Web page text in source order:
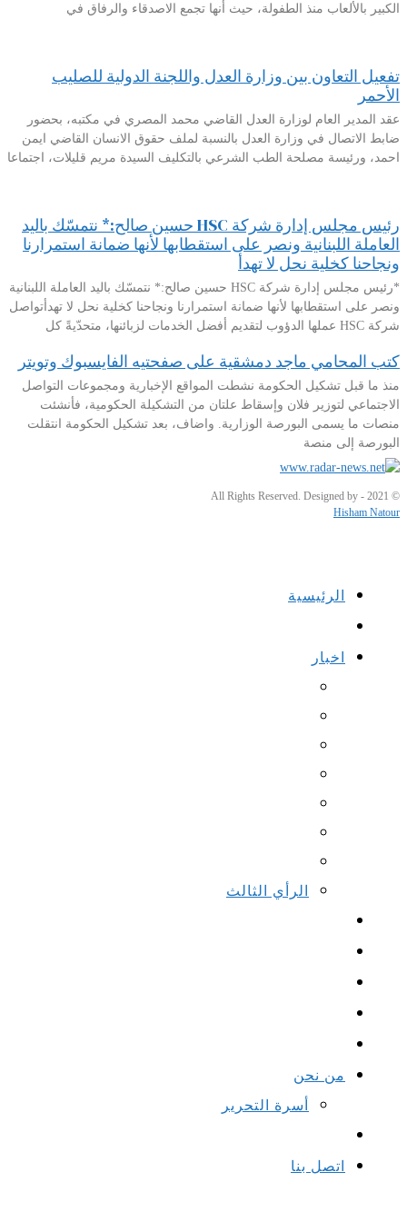
الكبير بالألعاب منذ الطفولة، حيث أنها تجمع الاصدقاء والرفاق في
تفعيل التعاون بين وزارة العدل واللجنة الدولية للصليب
الأحمر
عقد المدير العام لوزارة العدل القاضي محمد المصري في مكتبه، بحضور
ضابط الاتصال في وزارة العدل بالنسبة لملف حقوق الانسان القاضي ايمن
احمد، ورئيسة مصلحة الطب الشرعي بالتكليف السيدة مريم قليلات، اجتماعا
رئيس مجلس إدارة شركة HSC حسين صالح:* نتمسّك باليد
العاملة اللبنانية ونصر على استقطابها لأنها ضمانة استمرارنا
ونجاحنا كخلية نحل لا تهدأ
*رئيس مجلس إدارة شركة HSC حسين صالح:* نتمسّك باليد العاملة اللبنانية
ونصر على استقطابها لأنها ضمانة استمرارنا ونجاحنا كخلية نحل لا تهدأتواصل
شركة HSC عملها الدؤوب لتقديم أفضل الخدمات لزبائنها، متحدّيةً كل
كتب المحامي ماجد دمشقية على صفحتيه الفايسبوك وتويتر
منذ ما قبل تشكيل الحكومة نشطت المواقع الإخبارية ومجموعات التواصل
الاجتماعي لتوزير فلان وإسقاط علتان من التشكيلة الحكومية، فأنشئت
منصات ما يسمى البورصة الوزارية. واضاف، بعد تشكيل الحكومة انتقلت
البورصة إلى منصة
© 2021 - All Rights Reserved. Designed by
Hisham Natour
الرئيسية
اخبار
الرأي الثالث
من نحن
أسرة التحرير
اتصل بنا